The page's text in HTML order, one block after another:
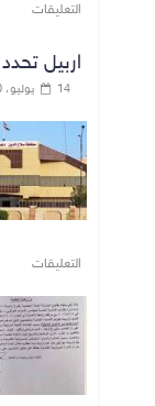
التعليقات
اربيل
14 يوليو، 2020
التعليقات